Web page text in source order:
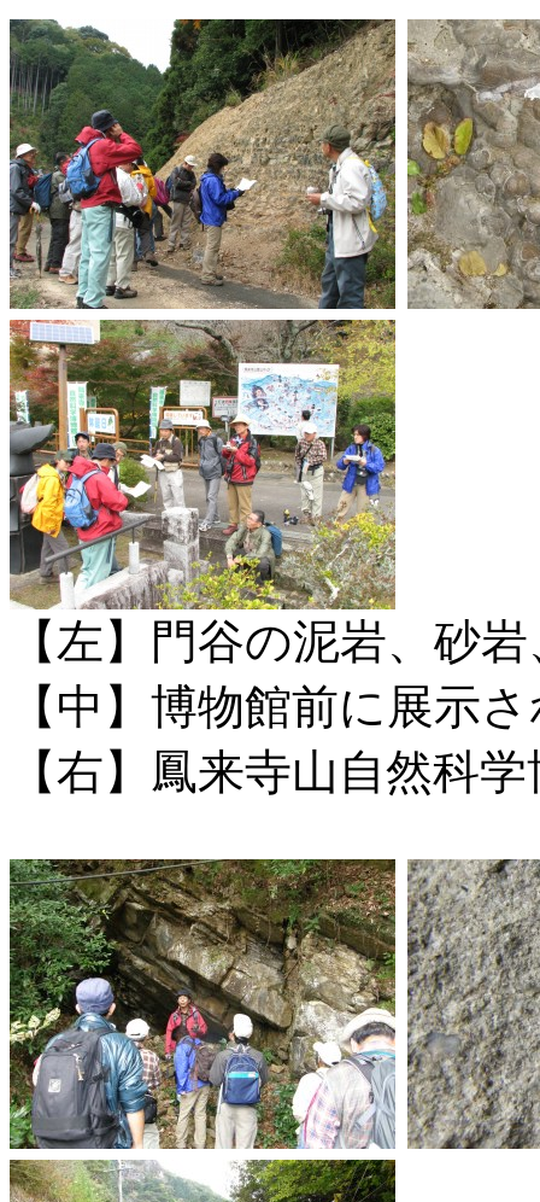
【左】門谷の泥岩、砂
【中】博物館前に展示
【右】鳳来寺山自然科